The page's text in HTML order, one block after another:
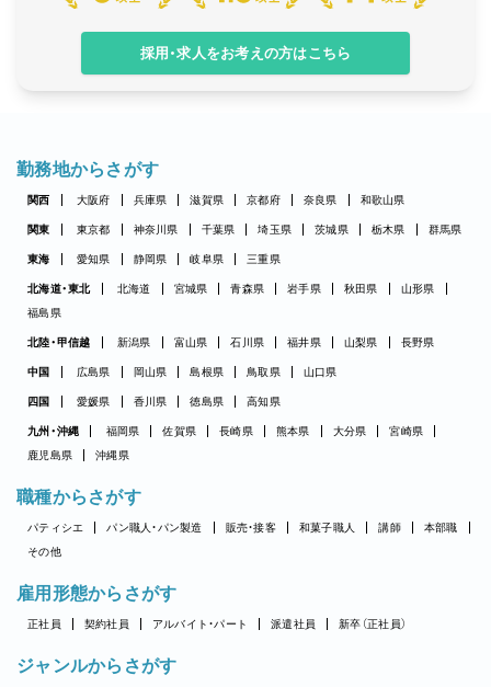
採用・求人をお考えの方はこちら
勤務地からさがす
関西 大阪府 兵庫県 滋賀県 京都府 奈良県 和歌山県
関東 東京都 神奈川県 千葉県 埼玉県 茨城県 栃木県 群馬県
東海 愛知県 静岡県 岐阜県 三重県
北海道・東北 北海道 宮城県 青森県 岩手県 秋田県
山形県
福島県
北陸・甲信越 新潟県 富山県 石川県 福井県 山梨県 長野県
中国 広島県 岡山県 島根県 鳥取県 山口県
四国 愛媛県 香川県 徳島県 高知県
九州・沖縄 福岡県 佐賀県 長崎県 熊本県 大分県
宮崎県
鹿児島県
沖縄県
職種からさがす
パティシエ パン職人・パン製造 販売・接客 和菓子職人 講師
本部職
その他
雇用形態からさがす
正社員 契約社員 アルバイト・パート 派遣社員 新卒（正社員）
ジャンルからさがす